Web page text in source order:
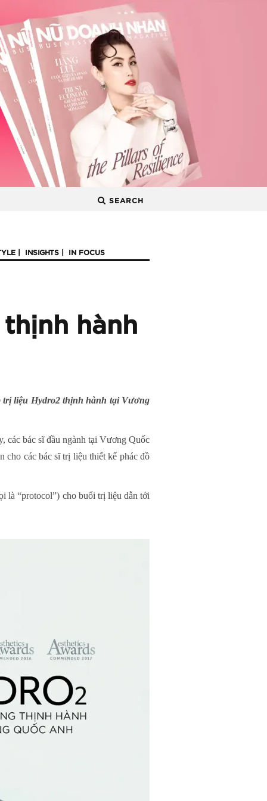
SEARCH
INSIGHTS IN FOCUS
thịnh hành
trị liệu Hydro2 thịnh hành tại Vương
các bác sĩ đầu ngành tại Vương Quốc
cho các bác sĩ trị liệu thiết kế phác đồ
là “protocol”) cho buổi trị liệu dẫn tới